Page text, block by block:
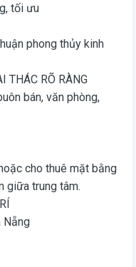
tối ưu
phong thủy kinh
THÁC RÕ RÀNG
bán, văn phòng,
cho thuê mặt bằng
giữa trung tâm.
Nẵng